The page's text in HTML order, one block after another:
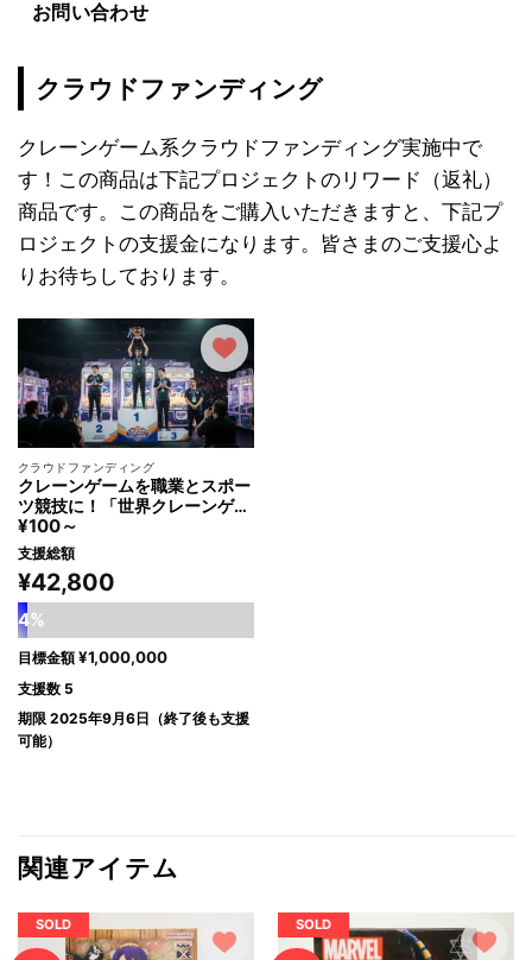
お問い合わせ
クラウドファンディング
クレーンゲーム系クラウドファンディング実施中で
す！この商品は下記プロジェクトのリワード（返礼）
商品です。この商品をご購入いただきますと、下記プ
ロジェクトの支援金になります。皆さまのご支援心よ
りお待ちしております。
クラウドファンディング
クレーンゲームを職業とスポー
ツ競技に！「世界クレーンゲー
ム連盟」の設立と「プロクレー
ンゲーム大会」開催プロジェク
ト！
¥100～
支援総額
¥42,800
4%
目標金額¥1,000,000
支援数 5
期限 2025年9月6日（終了後も支援
可能）
関連アイテム
SOLD SOLD